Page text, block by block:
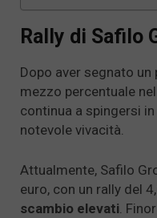
Rally di Safilo
Dopo aver segnato
mezzo percentuale
continua a spingersi
notevole vivacità.
Attualmente, Safilo
euro, con un rally del
scambio elevati .